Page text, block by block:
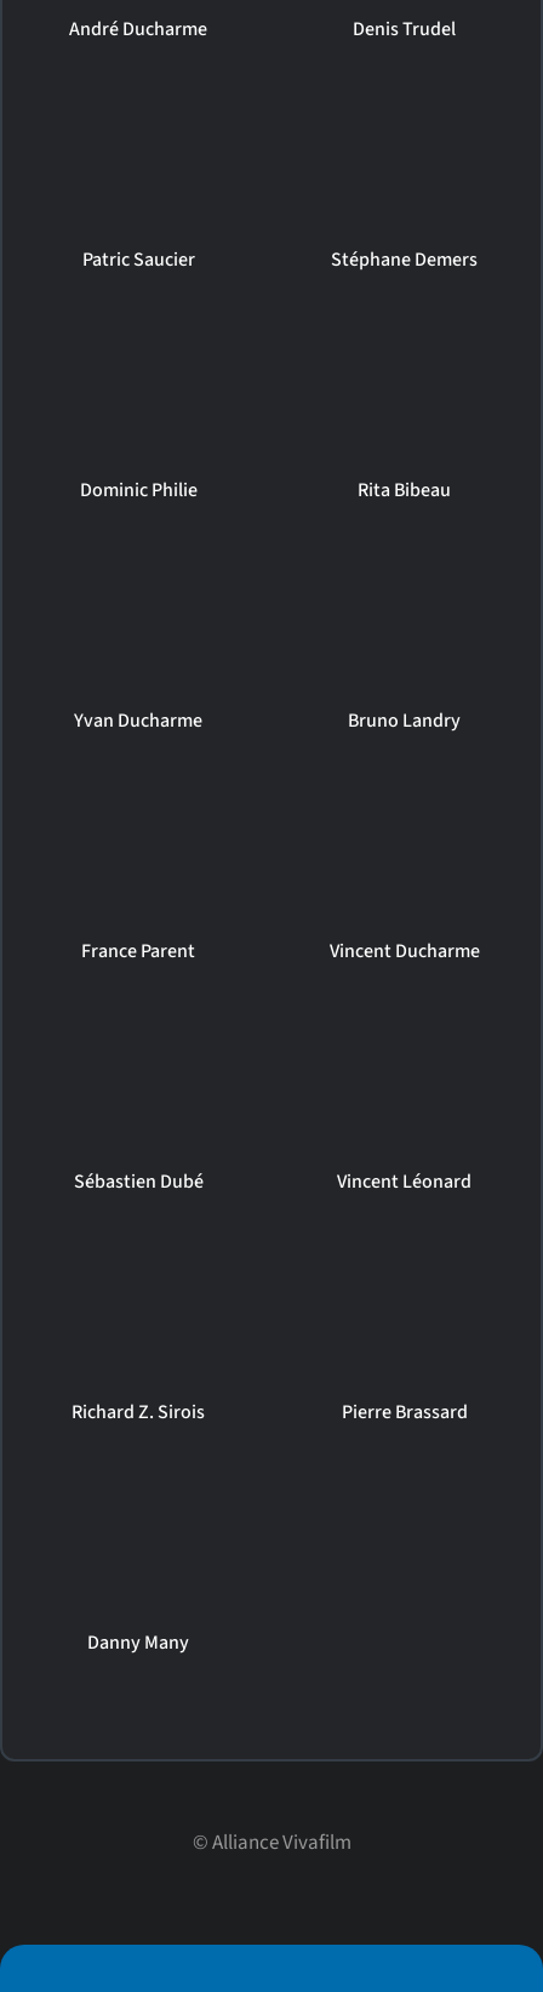
André Ducharme Denis Trudel
Patric Saucier Stéphane Demers
Dominic Philie Rita Bibeau
Yvan Ducharme Bruno Landry
France Parent Vincent Ducharme
Sébastien Dubé Vincent Léonard
Richard Z. Sirois Pierre Brassard
Danny Many
©Alliance Vivafilm